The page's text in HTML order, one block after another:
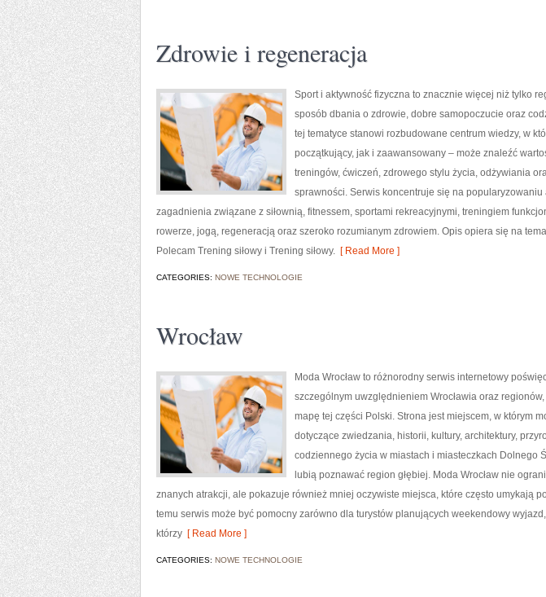
Zdrowie i regeneracja
Sport i aktywność fizyczna to znacznie więcej niż tylko
sposób dbania o zdrowie, dobre samopoczucie oraz
tej tematyce stanowi rozbudowane centrum wiedzy, w
początkujący, jak i zaawansowany – może znaleźć
treningów, ćwiczeń, zdrowego stylu życia, odżywiania
sprawności. Serwis koncentruje się na
zagadnienia związane z siłownią, fitnessem, sportami rekreacyjnymi, treningiem
rowerze, jogą, regeneracją oraz szeroko rozumianym zdrowiem. Opis opiera się na
Polecam Trening siłowy i Trening siłowy. [ Read More ]
CATEGORIES: NOWE TECHNOLOGIE
Wrocław
Moda Wrocław to różnorodny serwis internetowy
szczególnym uwzględnieniem Wrocławia oraz
mapę tej części Polski. Strona jest miejscem, w którym
dotyczące zwiedzania, historii, kultury, architektury,
codziennego życia w miastach i miasteczkach Dolnego
lubią poznawać region głębiej. Moda Wrocław nie
znanych atrakcji, ale pokazuje również mniej oczywiste miejsca, które często umykają
temu serwis może być pomocny zarówno dla turystów planujących weekendowy
którzy [ Read More ]
CATEGORIES: NOWE TECHNOLOGIE